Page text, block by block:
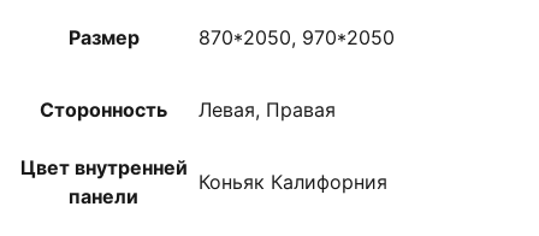
Размер 870*2050, 970*2050
Сторонность Левая, Правая
Цвет внутренней
панели
Коньяк Калифорния